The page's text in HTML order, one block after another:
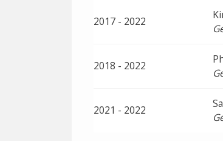
2017 - 2022
2018 - 2022
2021 - 2022